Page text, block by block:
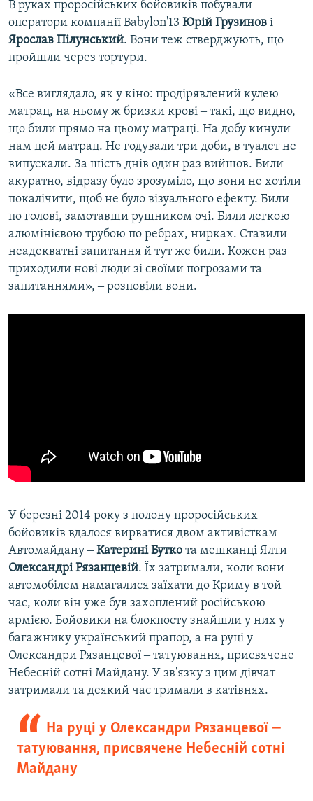
В руках проросійських бойовиків побували
оператори компанії Babylon'13 Юрій Грузинов і
Ярослав Пілунський. Вони теж стверджують, що
пройшли через тортури.
«Все виглядало, як у кіно: продірявлений кулею
матрац, на ньому ж бризки крові ‒ такі, що видно,
що били прямо на цьому матраці. На добу кинули
нам цей матрац. Не годували три доби, в туалет не
випускали. За шість днів один раз вийшов. Били
акуратно, відразу було зрозуміло, що вони не хотіли
покалічити, щоб не було візуального ефекту. Били
по голові, замотавши рушником очі. Били легкою
алюмінієвою трубою по ребрах, нирках. Ставили
неадекватні запитання й тут же били. Кожен раз
приходили нові люди зі своїми погрозами та
запитаннями», ‒ розповіли вони.
​У березні 2014 року з полону проросійських
бойовиків вдалося вирватися двом активісткам
Автомайдану ‒Катерині Бутко та мешканці Ялти
Олександрі Рязанцевій. Їх затримали, коли вони
автомобілем намагалися заїхати до Криму в той
час, коли він уже був захоплений російською
армією. Бойовики на блокпосту знайшли у них у
багажнику український прапор, а на руці у
Олександри Рязанцевої ‒ татуювання, присвячене
Небесній сотні Майдану. У зв'язку з цим дівчат
затримали та деякий час тримали в катівнях.
На руці у Олександри Рязанцевої ‒
татуювання, присвячене Небесній сотні
Майдану